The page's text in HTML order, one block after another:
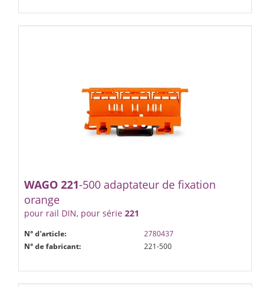
WAGO 221-500 adaptateur de fixation
orange
pour rail DIN, pour série 221
N° d'article:
2780437
N° de fabricant:
221-500